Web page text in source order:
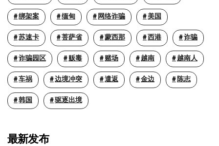
绑架案 缅甸 网络诈骗 美国
苏速卡 菩萨省 蒙西那 西港 诈骗
诈骗园区 贩毒 赌场 越南 越南人
车祸 边境冲突 遣返 金边 陈志
韩国 驱逐出境
最新发布